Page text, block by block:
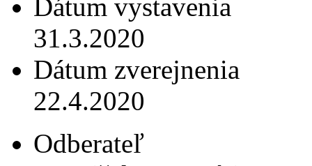
Dátum vystavenia
31.3.2020
Dátum zverejnenia
22.4.2020
Odberateľ